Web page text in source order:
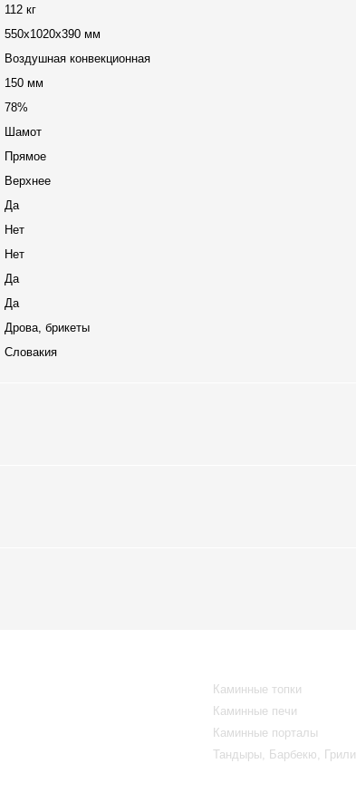
112 кг
550х1020х390 мм
Воздушная конвекционная
150 мм
78%
Шамот
Прямое
Верхнее
Да
Нет
Нет
Да
Да
Дрова, брикеты
Словакия
Каминные топки
Каминные печи
Каминные порталы
Тандыры, Барбекю, Грили